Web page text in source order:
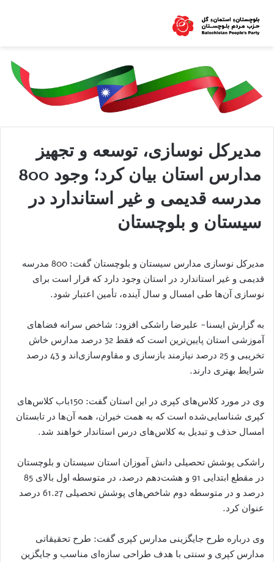
مدیرکل نوسازی، توسعه و تجهیز
مدارس استان بیان کرد؛ وجود 800
مدرسه قدیمی و غیر استاندارد در
سیستان و بلوچستان
مدیرکل نوسازی مدارس سیستان و بلوچستان گفت: 800 مدرسه
قدیمی و غیر استاندارد در استان وجود دارد که قرار است برای
نوسازی آن‌ها طی امسال و سال آینده، تأمین اعتبار شود.
به گزارش ایسنا- علیرضا راشکی افزود: شاخص سرانه فضاهای
آموزشی استان پایین‌ترین است که فقط 32 درصد مدارس خاش
تخریبی و 25 درصد نیازمند بازسازی و مقاوم‌سازی‌اند و 43 درصد
شرایط بهتری دارند.
وی در مورد کلاس‌های کپری در این استان گفت: 150باب کلاس‌های
کپری شناسایی‌شده است که به همت خیران، همه آن‌ها در تابستان
امسال حذف و تبدیل به کلاس‌های درس استاندار خواهند شد.
راشکی پوشش تحصیلی دانش آموزان استان سیستان و بلوچستان
در مقطع ابتدایی 91 و هشت‌دهم درصد، در متوسطه اول بالای 85
درصد و در متوسطه دوم شاخص‌های پوشش تحصیلی 61.27 درصد
عنوان کرد.
وی درباره طرح جایگزینی مدارس کپری گفت: طرح تحقیقاتی
مدارس کپری و سنتی با هدف طراحی سازه‌ای مناسب و جایگزین